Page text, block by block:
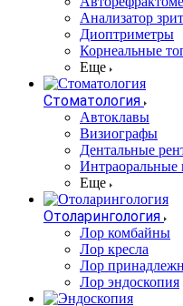
Анализатор
Диоптриметры
Корнеальные
Еще
Стоматология
Автоклавы
Визиографы
Дентальные
Интраоральные
Еще
Отоларингология
Лор комбайны
Лор кресла
Лор
Лор эндоскопия